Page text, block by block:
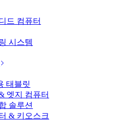
드 컴퓨터
시스템
태블릿
엣지 컴퓨터
솔루션
& 키오스크